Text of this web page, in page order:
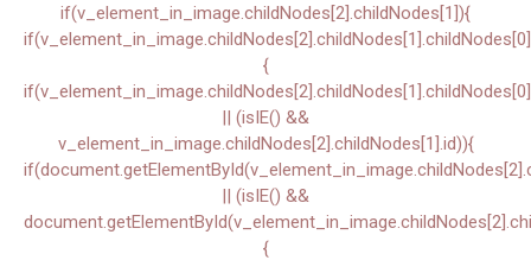
if(v_element_in_image.childNodes[2].childNodes[1]){
{
|| (isIE() &&
v_element_in_image.childNodes[2].childNodes[1].id)){
|| (isIE() &&
{